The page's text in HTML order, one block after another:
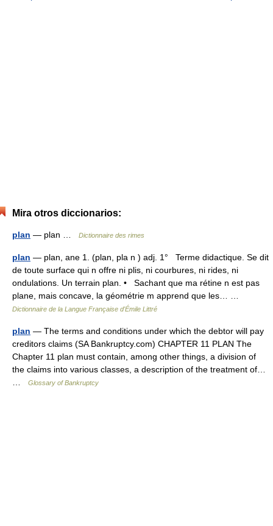
Mira otros diccionarios:
plan — plan … Dictionnaire des rimes
plan — plan, ane 1. (plan, pla n ) adj. 1° Terme didactique. Se dit
de toute surface qui n offre ni plis, ni courbures, ni rides, ni
ondulations. Un terrain plan. • Sachant que ma rétine n est pas
plane, mais concave, la géométrie m apprend que les… …
Dictionnaire de la Langue Française d'Émile Littré
plan — The terms and conditions under which the debtor will pay
creditors claims (SA Bankruptcy.com) CHAPTER 11 PLAN The
Chapter 11 plan must contain, among other things, a division of
the claims into various classes, a description of the treatment of…
Glossary of Bankruptcy